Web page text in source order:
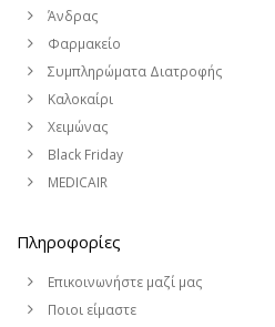
Άνδρας
Φαρμακείο
Συμπληρώματα Διατροφής
Καλοκαίρι
Χειμώνας
Black Friday
MEDICAIR
Πληροφορίες
Επικοινωνήστε μαζί μας
Ποιοι είμαστε